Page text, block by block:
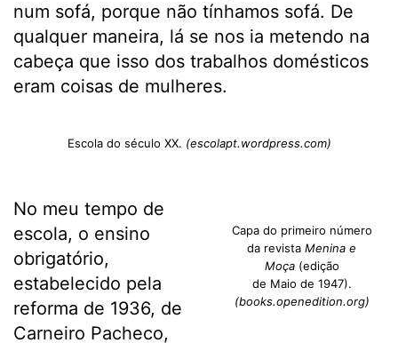
num sofá, porque não tínhamos sofá. De
qualquer maneira, lá se nos ia metendo na
cabeça que isso dos trabalhos domésticos
eram coisas de mulheres.
Escola do século XX. (escolapt.wordpress.com)
Capa do primeiro número
da revistaMenina e
Moça (edição
de Maio de 1947).
(books.openedition.org)
No meu tempo de
escola, o ensino
obrigatório,
estabelecido pela
reforma de 1936, de
Carneiro Pacheco,